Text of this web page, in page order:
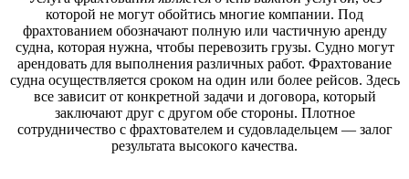
которой не могут обойтись многие компании. Под
фрахтованием обозначают полную или частичную аренду
судна, которая нужна, чтобы перевозить грузы. Судно могут
арендовать для выполнения различных работ. Фрахтование
судна осуществляется сроком на один или более рейсов. Здесь
все зависит от конкретной задачи и договора, который
заключают друг с другом обе стороны. Плотное
сотрудничество с фрахтователем и судовладельцем — залог
результата высокого качества.